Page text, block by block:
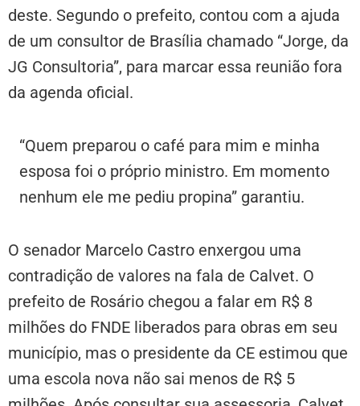
deste. Segundo o prefeito, contou com a ajuda
de um consultor de Brasília chamado “Jorge, da
JG Consultoria”, para marcar essa reunião fora
da agenda oficial.
“Quem preparou o café para mim e minha
esposa foi o próprio ministro. Em momento
nenhum ele me pediu propina” garantiu.
O senador Marcelo Castro enxergou uma
contradição de valores na fala de Calvet. O
prefeito de Rosário chegou a falar em R$ 8
milhões do FNDE liberados para obras em seu
município, mas o presidente da CE estimou que
uma escola nova não sai menos de R$ 5